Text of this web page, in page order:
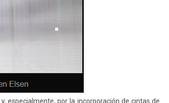
especialmente, por la incorporación de cintas de